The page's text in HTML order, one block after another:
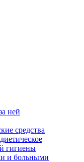
ней
средства
гигиены
и больными